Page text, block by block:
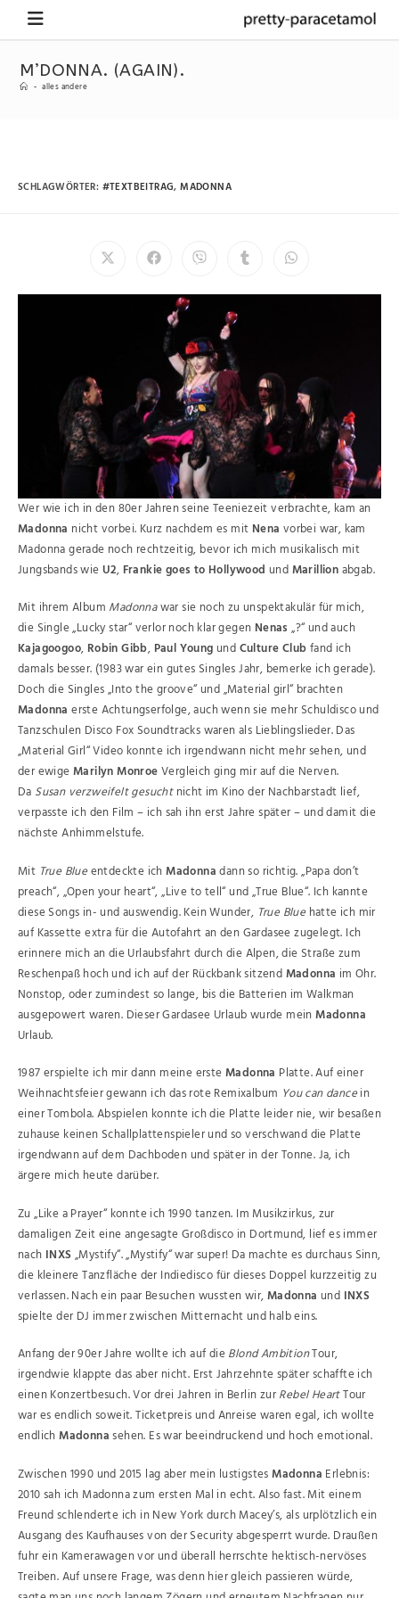
M’DONNA. (AGAIN).
- alles andere
SCHLAGWÖRTER: #TEXTBEITRAG, MADONNA
Wer wie ich in den 80er Jahren seine Teeniezeit verbrachte, kam an
Madonna nicht vorbei. Kurz nachdem es mit Nena vorbei war, kam
Madonna gerade noch rechtzeitig, bevor ich mich musikalisch mit
Jungsbands wieU2, Frankie goes to Hollywood undMarillionabgab.
Mit ihrem Album Madonnawar sie noch zu unspektakulär für mich,
die Single „Lucky star“ verlor noch klar gegen Nenas „?“ und auch
Kajagoogoo, Robin Gibb, Paul Young undCulture Clubfand ich
damals besser. (1983 war ein gutes Singles Jahr, bemerke ich gerade).
Doch die Singles „Into the groove“ und „Material girl“ brachten
Madonna erste Achtungserfolge, auch wenn sie mehr Schuldisco und
Tanzschulen Disco Fox Soundtracks waren als Lieblingslieder. Das
„Material Girl“ Video konnte ich irgendwann nicht mehr sehen, und
der ewigeMarilyn MonroeVergleich ging mir auf die Nerven.
Da Susan verzweifelt gesuchtnicht im Kino der Nachbarstadt lief,
verpasste ich den Film – ich sah ihn erst Jahre später – und damit die
nächste Anhimmelstufe.
Mit True Blueentdeckte ichMadonnadann so richtig. „Papa don’t
preach“, „Open your heart“, „Live to tell“ und „True Blue“. Ich kannte
diese Songs in- und auswendig. Kein Wunder, True Bluehatte ich mir
auf Kassette extra für die Autofahrt an den Gardasee zugelegt. Ich
erinnere mich an die Urlaubsfahrt durch die Alpen, die Straße zum
Reschenpaß hoch und ich auf der Rückbank sitzendMadonna im Ohr.
Nonstop, oder zumindest so lange, bis die Batterien im Walkman
ausgepowert waren. Dieser Gardasee Urlaub wurde meinMadonna
Urlaub.
1987 erspielte ich mir dann meine ersteMadonna Platte. Auf einer
Weihnachtsfeier gewann ich das rote Remixalbum You can dancein
einer Tombola. Abspielen konnte ich die Platte leider nie, wir besaßen
zuhause keinen Schallplattenspieler und so verschwand die Platte
irgendwann auf dem Dachboden und später in der Tonne. Ja, ich
ärgere mich heute darüber.
Zu „Like a Prayer“ konnte ich 1990 tanzen. Im Musikzirkus, zur
damaligen Zeit eine angesagte Großdisco in Dortmund, lief es immer
nach INXS„Mystify“. „Mystify“ war super! Da machte es durchaus Sinn,
die kleinere Tanzfläche der Indiedisco für dieses Doppel kurzzeitig zu
verlassen. Nach ein paar Besuchen wussten wir,Madonna und INXS
spielte der DJ immer zwischen Mitternacht und halb eins.
Anfang der 90er Jahre wollte ich auf dieBlond AmbitionTour,
irgendwie klappte das aber nicht. Erst Jahrzehnte später schaffte ich
einen Konzertbesuch. Vor drei Jahren in Berlin zurRebel HeartTour
war es endlich soweit. Ticketpreis und Anreise waren egal, ich wollte
endlichMadonnasehen. Es war beeindruckend und hoch emotional.
Zwischen 1990 und 2015 lag aber mein lustigstesMadonna Erlebnis:
2010 sah ich Madonna zum ersten Mal in echt. Also fast. Mit einem
Freund schlenderte ich in New York durch Macey’s, als urplötzlich ein
Ausgang des Kaufhauses von der Security abgesperrt wurde. Draußen
fuhr ein Kamerawagen vor und überall herrschte hektisch-nervöses
Treiben. Auf unsere Frage, was denn hier gleich passieren würde,